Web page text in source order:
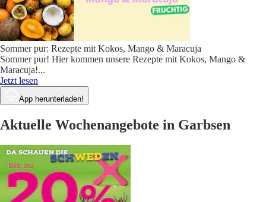
Sommer pur: Rezepte mit Kokos, Mango & Maracuja
Sommer pur! Hier kommen unsere Rezepte mit Kokos, Mango &
Maracuja!...
Jetzt lesen
App herunterladen!
Aktuelle Wochenangebote in Garbsen